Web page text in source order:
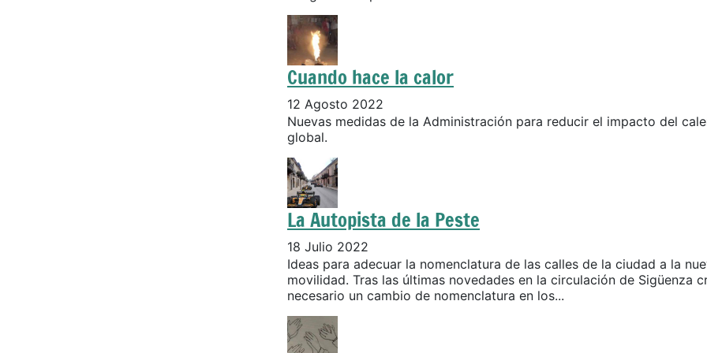
Cuando hace la calor
12 Agosto 2022
Nuevas medidas de la Administración para reducir el impacto del
global.
La Autopista de la Peste
18 Julio 2022
Ideas para adecuar la nomenclatura de las calles de la ciudad a la
movilidad. Tras las últimas novedades en la circulación de Sigüenza
necesario un cambio de nomenclatura en los...